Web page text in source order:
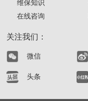
维保知识
在线咨询
关注我们：
微信
头条